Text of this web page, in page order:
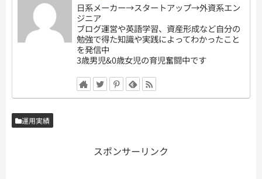
日系メーカー→スタートアップ→外資系エン
ジニア
ブログ運営や英語学習、資産形成など自分の
勉強で得た知識や実践によってわかったこと
を発信中
3歳男児&0歳女児の育児奮闘中です
運用実績
スポンサーリンク